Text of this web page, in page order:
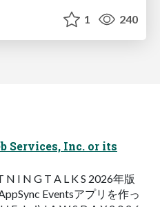
1 240
Services, Inc. or its
N I N G T A L K S 2026年版
Eventsアプリを作っ